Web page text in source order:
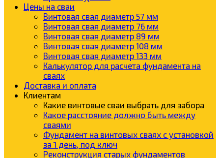
Цены на сваи
Винтовая свая диаметр 57 мм
Винтовая свая диаметр 76 мм
Винтовая свая диаметр 89 мм
Винтовая свая диаметр 108 мм
Винтовая свая диаметр 133 мм
Калькулятор для расчета фундамента на
сваях
Доставка и оплата
Клиентам
Какие винтовые сваи выбрать для забора
Какое расстояние должно быть между
сваями
Фундамент на винтовых сваях с установкой
за 1 день, под ключ
Реконструкция старых фундаментов